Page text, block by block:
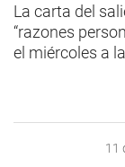
La carta del
“razones
el miércoles a
11